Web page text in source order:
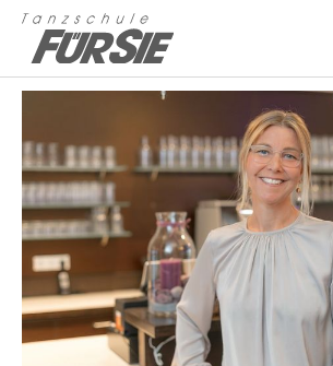
Zum Hauptinhalt springen